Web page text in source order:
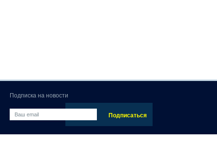
Подписка на новости